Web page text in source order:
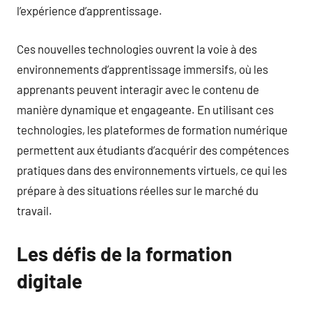
l’expérience d’apprentissage.
Ces nouvelles technologies ouvrent la voie à des
environnements d’apprentissage immersifs, où les
apprenants peuvent interagir avec le contenu de
manière dynamique et engageante. En utilisant ces
technologies, les plateformes de formation numérique
permettent aux étudiants d’acquérir des compétences
pratiques dans des environnements virtuels, ce qui les
prépare à des situations réelles sur le marché du
travail.
Les défis de la formation
digitale